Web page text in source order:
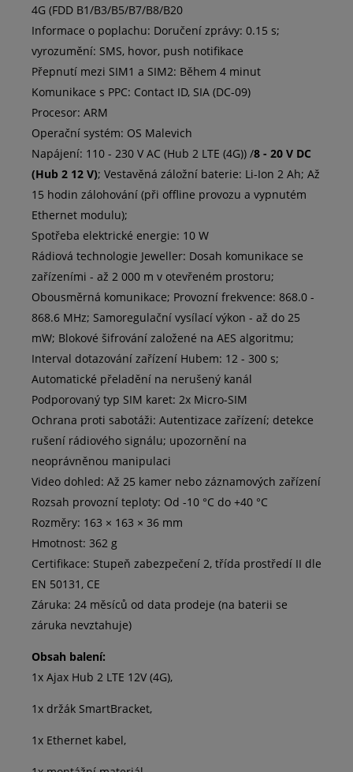
4G (FDD B1/B3/B5/B7/B8/B20
Informace o poplachu: Doručení zprávy: 0.15 s;
vyrozumění: SMS, hovor, push notifikace
Přepnutí mezi SIM1 a SIM2: Během 4 minut
Komunikace s PPC: Contact ID, SIA (DC-09)
Procesor: ARM
Operační systém: OS Malevich
Napájení: 110 - 230 V AC (Hub 2 LTE (4G)) /8 - 20 V DC
(Hub 2 12 V); Vestavěná záložní baterie: Li-Ion 2 Ah; Až
15 hodin zálohování (při offline provozu a vypnutém
Ethernet modulu);
Spotřeba elektrické energie: 10 W
Rádiová technologie Jeweller: Dosah komunikace se
zařízeními - až 2 000 m v otevřeném prostoru;
Obousměrná komunikace; Provozní frekvence: 868.0 -
868.6 MHz; Samoregulační vysílací výkon - až do 25
mW; Blokové šifrování založené na AES algoritmu;
Interval dotazování zařízení Hubem: 12 - 300 s;
Automatické přeladění na nerušený kanál
Podporovaný typ SIM karet: 2x Micro-SIM
Ochrana proti sabotáži: Autentizace zařízení; detekce
rušení rádiového signálu; upozornění na
neoprávněnou manipulaci
Video dohled: Až 25 kamer nebo záznamových zařízení
Rozsah provozní teploty: Od -10 °C do +40 °C
Rozměry: 163 × 163 × 36 mm
Hmotnost: 362 g
Certifikace: Stupeň zabezpečení 2, třída prostředí II dle
EN 50131, CE
Záruka: 24 měsíců od data prodeje (na baterii se
záruka nevztahuje)
Obsah balení:
1x Ajax Hub 2 LTE 12V (4G),
1x držák SmartBracket,
1x Ethernet kabel,